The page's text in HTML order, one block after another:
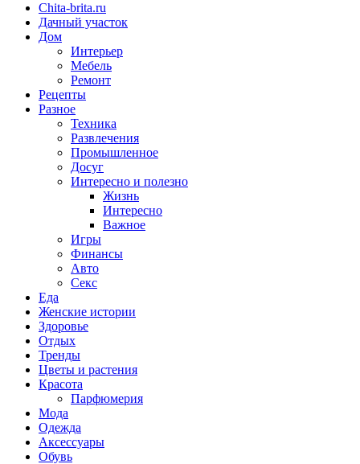
Chita-brita.ru
Дачный участок
Дом
Интерьер
Мебель
Ремонт
Рецепты
Разное
Техника
Развлечения
Промышленное
Досуг
Интересно и полезно
Жизнь
Интересно
Важное
Игры
Финансы
Авто
Секс
Еда
Женские истории
Здоровье
Отдых
Тренды
Цветы и растения
Красота
Парфюмерия
Мода
Одежда
Аксессуары
Обувь